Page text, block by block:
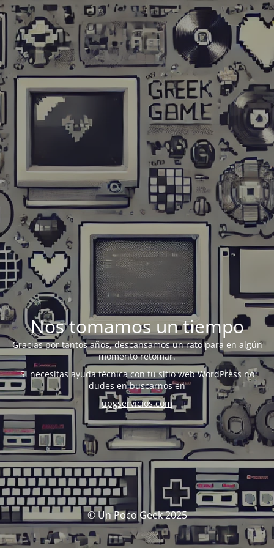
Nos tomamos un tiempo
Gracias por tantos años, descansamos un rato para en algún
momento retomar.
Si necesitas ayuda técnica con tu sitio web WordPress no
dudes en buscarnos en
upgservicios.com
© Un Poco Geek 2025